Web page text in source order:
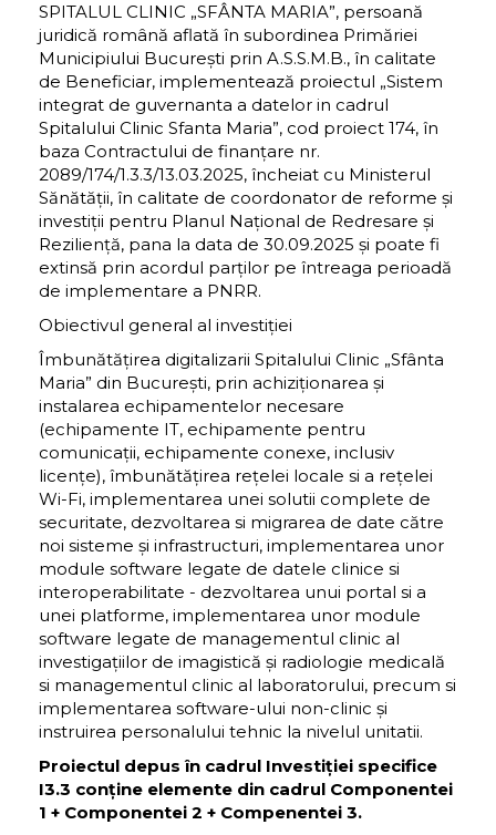
SPITALUL CLINIC „SFÂNTA MARIA”, persoană
juridică română aflată în subordinea Primăriei
Municipiului București prin A.S.S.M.B., în calitate
de Beneficiar, implementează proiectul „Sistem
integrat de guvernanta a datelor in cadrul
Spitalului Clinic Sfanta Maria”, cod proiect 174, în
baza Contractului de finanțare nr.
2089/174/1.3.3/13.03.2025, încheiat cu Ministerul
Sănătății, în calitate de coordonator de reforme și
investiții pentru Planul Național de Redresare și
Reziliență, pana la data de 30.09.2025 și poate fi
extinsă prin acordul parților pe întreaga perioadă
de implementare a PNRR.
Obiectivul general al investiției
Îmbunătățirea digitalizarii Spitalului Clinic „Sfânta
Maria” din București, prin achiziționarea și
instalarea echipamentelor necesare
(echipamente IT, echipamente pentru
comunicații, echipamente conexe, inclusiv
licențe), îmbunătățirea rețelei locale si a rețelei
Wi-Fi, implementarea unei solutii complete de
securitate, dezvoltarea si migrarea de date către
noi sisteme și infrastructuri, implementarea unor
module software legate de datele clinice si
interoperabilitate - dezvoltarea unui portal si a
unei platforme, implementarea unor module
software legate de managementul clinic al
investigațiilor de imagistică și radiologie medicală
si managementul clinic al laboratorului, precum si
implementarea software-ului non-clinic și
instruirea personalului tehnic la nivelul unitatii.
Proiectul depus în cadrul Investiției specifice
I3.3 conține elemente din cadrul Componentei
1 + Componentei 2 + Compenentei 3.